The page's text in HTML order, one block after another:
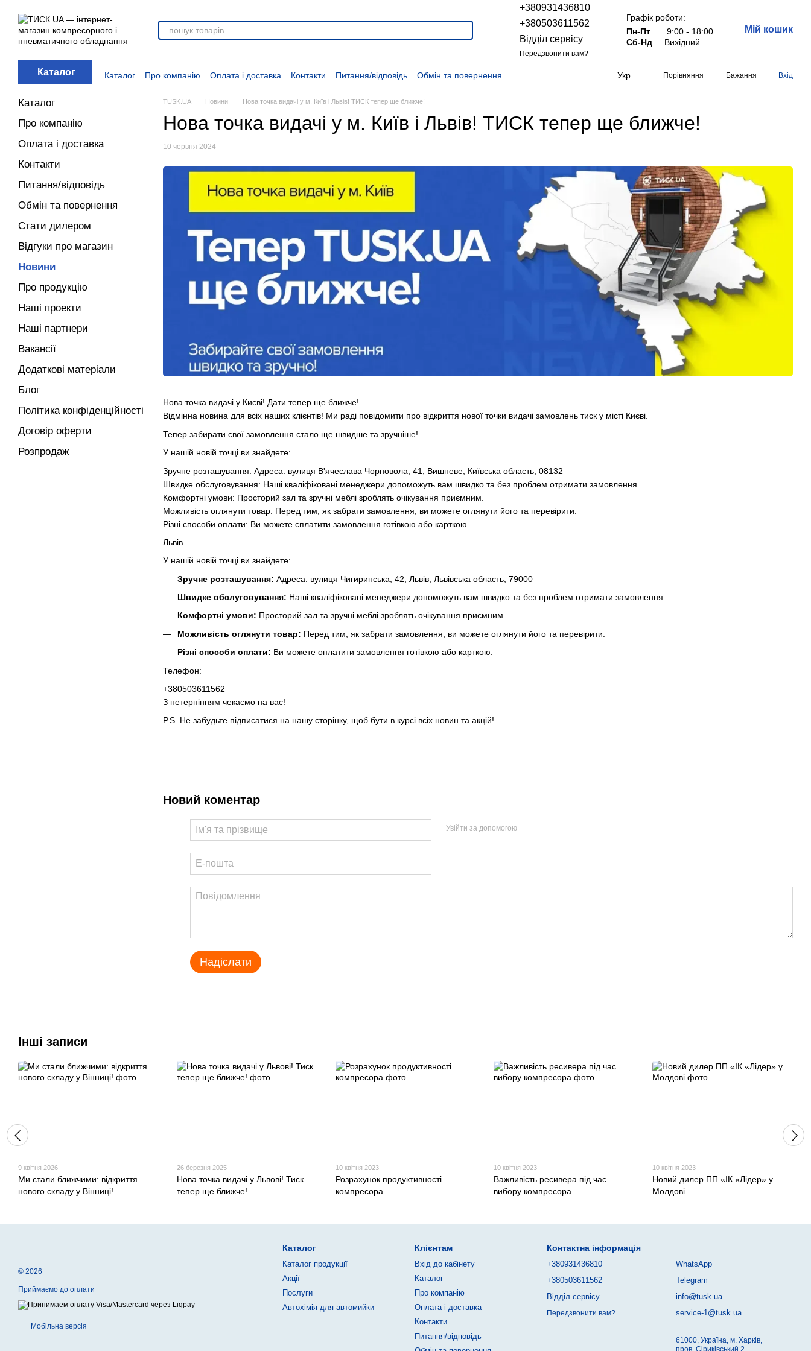
+380931436810
+380503611562
Відділ сервісу
Передзвонити вам?
Графік роботи:
Пн-Пт
9:00 - 18:00
Сб-Нд
Вихідний
Мій кошик
Каталог Каталог Про компанію Оплата і доставка Контакти Питання/відповідь
Обмін та повернення
Додаткові матеріали Блог Політика конфіденційності Договір оферти
Укр Порівняння Бажання Вхід
TUSK.UA Новини Нова точка видачі у м. Київ і Львів! ТИСК тепер ще ближче!
Нова точка видачі у м. Київ і Львів! ТИСК тепер ще ближче!
10 червня 2024
Нова точка видачі у Києві! Дати тепер ще ближче!
Відмінна новина для всіх наших клієнтів! Ми раді повідомити про відкриття нової точки видачі замовлень тиск у місті Києві.
Тепер забирати свої замовлення стало ще швидше та зручніше!
У нашій новій точці ви знайдете:
Зручне розташування: Адреса: вулиця В'ячеслава Чорновола, 41, Вишневе, Київська область, 08132
Швидке обслуговування: Наші кваліфіковані менеджери допоможуть вам швидко та без проблем отримати замовлення.
Комфортні умови: Просторий зал та зручні меблі зроблять очікування приємним.
Можливість оглянути товар: Перед тим, як забрати замовлення, ви можете оглянути його та перевірити.
Різні способи оплати: Ви можете сплатити замовлення готівкою або карткою.
Львів
У нашій новій точці ви знайдете:
Зручне розташування: Адреса: вулиця Чигиринська, 42, Львів, Львівська область, 79000
Швидке обслуговування: Наші кваліфіковані менеджери допоможуть вам швидко та без проблем отримати замовлення.
Комфортні умови: Просторий зал та зручні меблі зроблять очікування приємним.
Можливість оглянути товар: Перед тим, як забрати замовлення, ви можете оглянути його та перевірити.
Різні способи оплати: Ви можете оплатити замовлення готівкою або карткою.
Телефон:
+380503611562
З нетерпінням чекаємо на вас!
P.S. Не забудьте підписатися на нашу сторінку, щоб бути в курсі всіх новин та акцій!
Новий коментар
Увійти за допомогою
Надіслати
Каталог
Про компанію
Оплата і доставка
Контакти
Питання/відповідь
Обмін та повернення
Стати дилером
Відгуки про магазин
Новини
Про продукцію
Наші проекти
Наші партнери
Вакансії
Додаткові матеріали
Блог
Політика конфіденційності
Договір оферти
Розпродаж
Інші записи
9 квітня 2026
Ми стали ближчими: відкриття
нового складу у Вінниці!
26 березня 2025
Нова точка видачі у Львові! Тиск
тепер ще ближче!
10 квітня 2023
Розрахунок продуктивності
компресора
10 квітня 2023
Важливість ресивера під час
вибору компресора
10 квітня 2023
Новий дилер ПП «ІК «Лідер» у
Молдові
© 2026
Приймаємо до оплати
Мобільна версія
Каталог
Каталог продукції
Акції
Послуги
Автохімія для автомийки
Клієнтам
Вхід до кабінету
Каталог
Про компанію
Оплата і доставка
Контакти
Питання/відповідь
Контактна інформація
+380931436810
+380503611562
Відділ сервісу
Передзвонити вам?
WhatsApp
Telegram
info@tusk.ua
service-1@tusk.ua
61000, Україна, м. Харків,